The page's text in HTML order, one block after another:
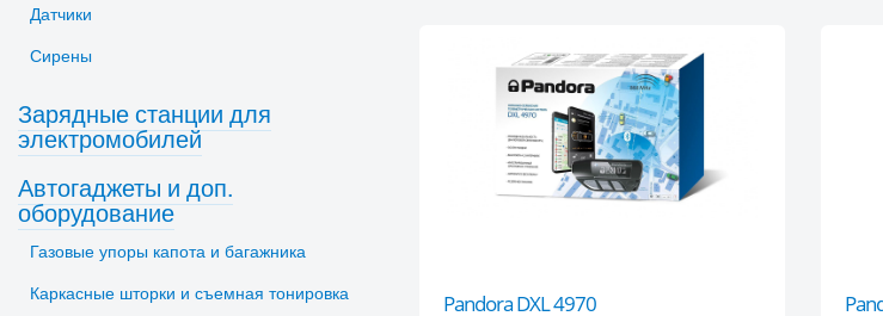
Pandora DXL 4970
Датчики
Сирены
Зарядные станции для
электромобилей
Автогаджеты и доп.
оборудование
Газовые упоры капота и багажника
Каркасные шторки и съемная тонировка